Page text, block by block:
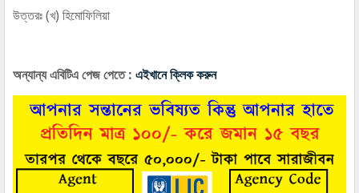
উত্তরঃ (খ) হিমোফিলিয়া
অন্যান্য এবিটিএ পেজপেতে : এইখানে ক্লিক করুন